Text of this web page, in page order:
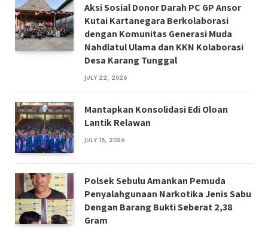
Aksi Sosial Donor Darah PC GP Ansor
Kutai Kartanegara Berkolaborasi
dengan Komunitas Generasi Muda
Nahdlatul Ulama dan KKN Kolaborasi
Desa Karang Tunggal
JULY 22, 2026
Mantapkan Konsolidasi Edi Oloan
Lantik Relawan
JULY 18, 2026
Polsek Sebulu Amankan Pemuda
Penyalahgunaan Narkotika Jenis Sabu
Dengan Barang Bukti Seberat 2,38
Gram